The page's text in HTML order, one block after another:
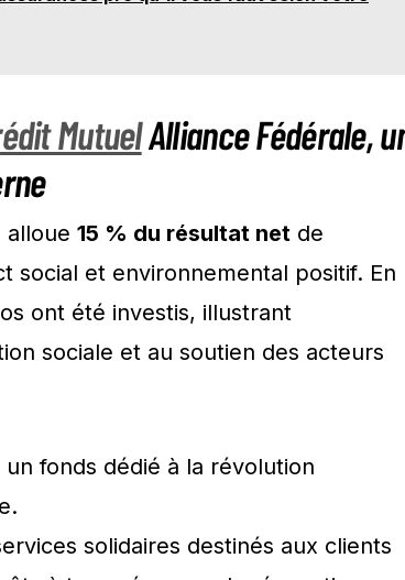
MutuelAlliance Fédérale,
alloue 15 % du résultat net de
social et environnemental positif. En
ont été investis, illustrant
sociale et au soutien des acteurs
fonds dédié à la révolution
solidaires destinés aux clients